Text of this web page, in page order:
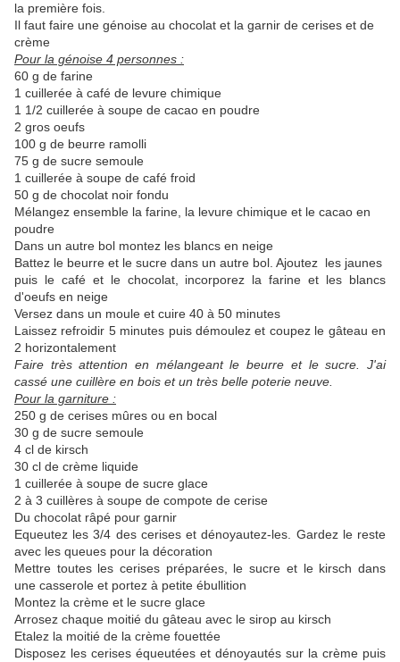
la première fois.
Il faut faire une génoise au chocolat et la garnir de cerises et de
crème
Pour la génoise 4 personnes :
60 g de farine
1 cuillerée à café de levure chimique
1 1/2 cuillerée à soupe de cacao en poudre
2 gros oeufs
100 g de beurre ramolli
75 g de sucre semoule
1 cuillerée à soupe de café froid
50 g de chocolat noir fondu
Mélangez ensemble la farine, la levure chimique et le cacao en
poudre
Dans un autre bol montez les blancs en neige
Battez le beurre et le sucre dans un autre bol. Ajoutez les jaunes
puis le café et le chocolat, incorporez la farine et les blancs
d'oeufs en neige
Versez dans un moule et cuire 40 à 50 minutes
Laissez refroidir 5 minutes puis démoulez et coupez le gâteau en
2 horizontalement
Faire très attention en mélangeant le beurre et le sucre. J'ai
cassé une cuillère en bois et un très belle poterie neuve.
Pour la garniture :
250 g de cerises mûres ou en bocal
30 g de sucre semoule
4 cl de kirsch
30 cl de crème liquide
1 cuillerée à soupe de sucre glace
2 à 3 cuillères à soupe de compote de cerise
Du chocolat râpé pour garnir
Equeutez les 3/4 des cerises et dénoyautez-les. Gardez le reste
avec les queues pour la décoration
Mettre toutes les cerises préparées, le sucre et le kirsch dans
une casserole et portez à petite ébullition
Montez la crème et le sucre glace
Arrosez chaque moitié du gâteau avec le sirop au kirsch
Etalez la moitié de la crème fouettée
Disposez les cerises équeutées et dénoyautés sur la crème puis